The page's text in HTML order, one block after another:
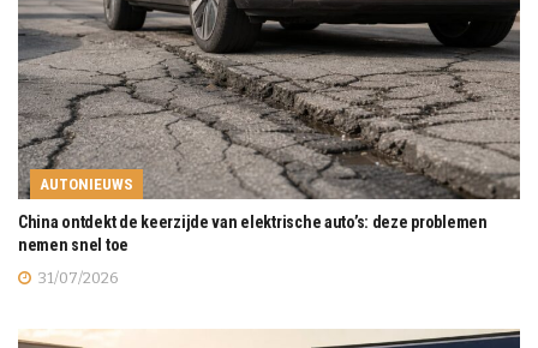
AUTONIEUWS
China ontdekt de keerzijde van elektrische auto’s: deze problemen
nemen snel toe
31/07/2026